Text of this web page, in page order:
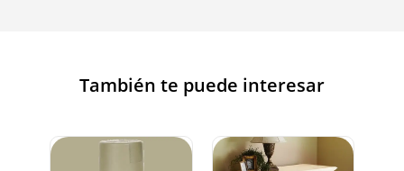
También te puede interesar